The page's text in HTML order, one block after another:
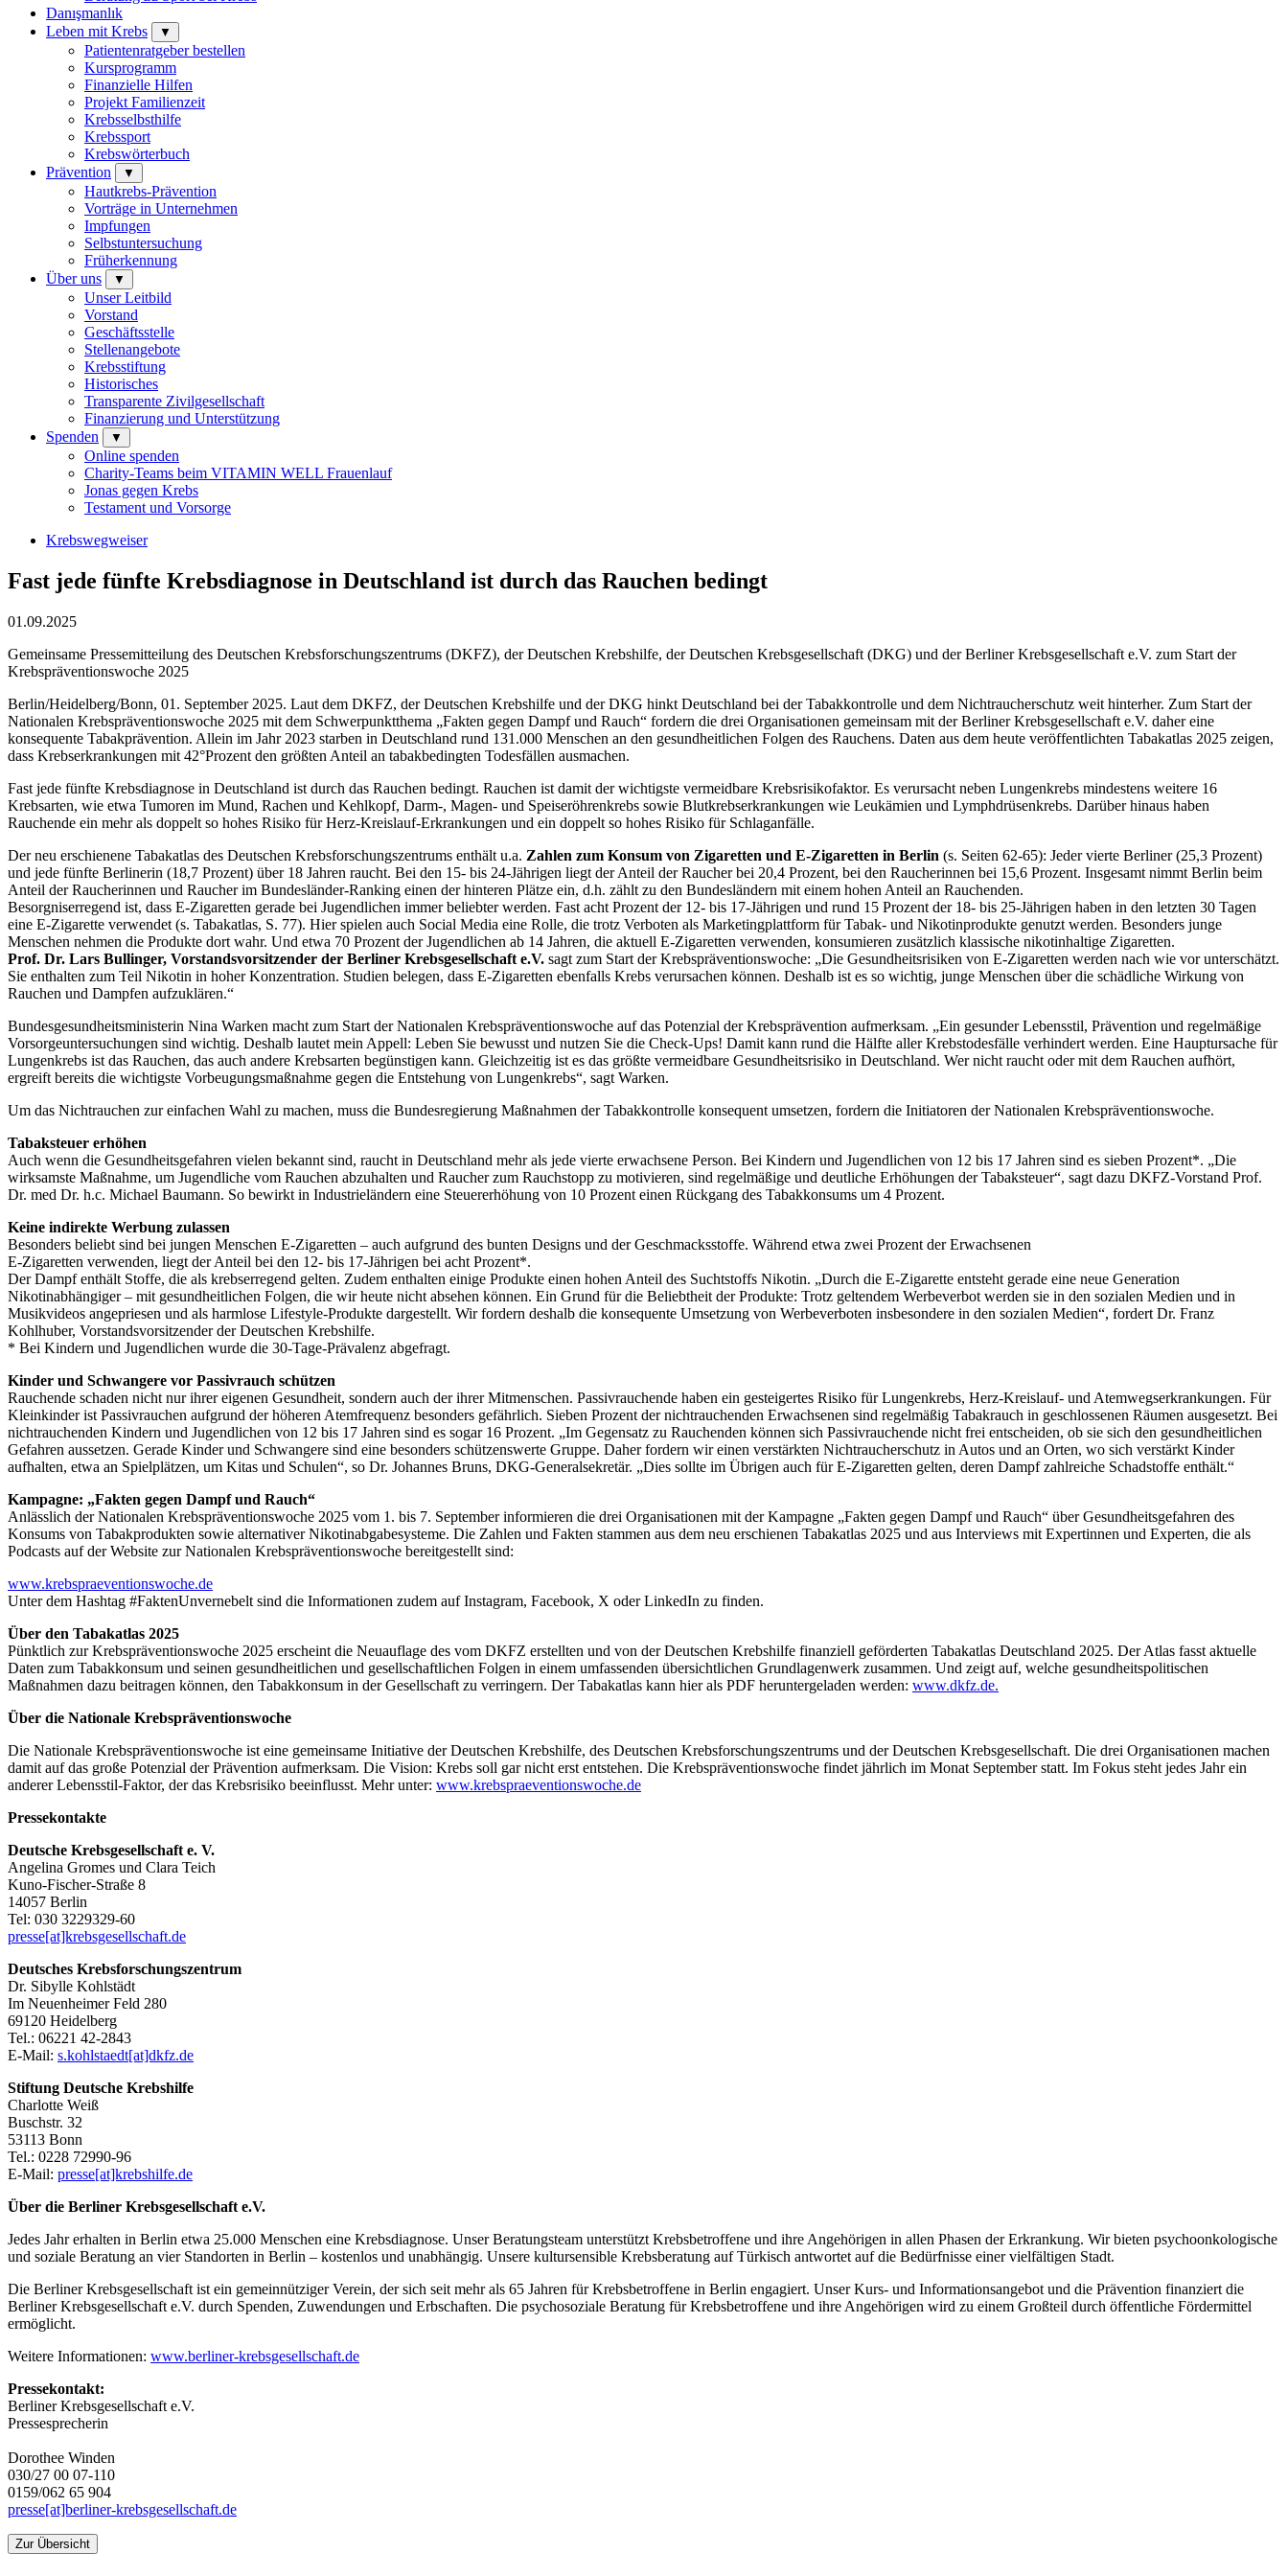
Danışmanlık
Leben mit Krebs
▼
Patientenratgeber bestellen
Kursprogramm
Finanzielle Hilfen
Projekt Familienzeit
Krebsselbsthilfe
Krebssport
Krebswörterbuch
Prävention
▼
Hautkrebs-Prävention
Vorträge in Unternehmen
Impfungen
Selbstuntersuchung
Früherkennung
Über uns
▼
Unser Leitbild
Vorstand
Geschäftsstelle
Stellenangebote
Krebsstiftung
Historisches
Transparente Zivilgesellschaft
Finanzierung und Unterstützung
Spenden
▼
Online spenden
Charity-Teams beim VITAMIN WELL Frauenlauf
Jonas gegen Krebs
Testament und Vorsorge
Krebswegweiser
Fast jede fünfte Krebsdiagnose in Deutschland ist durch das Rauchen bedingt
01.09.2025
Gemeinsame Pressemitteilung des Deutschen Krebsforschungszentrums (DKFZ), der Deutschen Krebshilfe, der Deutschen Krebsgesellschaft (DKG) und der Berliner Krebsgesellschaft e.V. zum Start der
Krebspräventionswoche 2025
Berlin/Heidelberg/Bonn, 01. September 2025. Laut dem DKFZ, der Deutschen Krebshilfe und der DKG hinkt Deutschland bei der Tabakkontrolle und dem Nichtraucherschutz weit hinterher. Zum Start der
Nationalen Krebspräventionswoche 2025 mit dem Schwerpunktthema „Fakten gegen Dampf und Rauch“ fordern die drei Organisationen gemeinsam mit der Berliner Krebsgesellschaft e.V. daher eine
konsequente Tabakprävention. Allein im Jahr 2023 starben in Deutschland rund 131.000 Menschen an den gesundheitlichen Folgen des Rauchens. Daten aus dem heute veröffentlichten Tabakatlas 2025 zeigen,
dass Krebserkrankungen mit 42°Prozent den größten Anteil an tabakbedingten Todesfällen ausmachen.
Fast jede fünfte Krebsdiagnose in Deutschland ist durch das Rauchen bedingt. Rauchen ist damit der wichtigste vermeidbare Krebsrisikofaktor. Es verursacht neben Lungenkrebs mindestens weitere 16
Krebsarten, wie etwa Tumoren im Mund, Rachen und Kehlkopf, Darm-, Magen- und Speiseröhrenkrebs sowie Blutkrebserkrankungen wie Leukämien und Lymphdrüsenkrebs. Darüber hinaus haben
Rauchende ein mehr als doppelt so hohes Risiko für Herz-Kreislauf-Erkrankungen und ein doppelt so hohes Risiko für Schlaganfälle.
Der neu erschienene Tabakatlas des Deutschen Krebsforschungszentrums enthält u.a. Zahlen zum Konsum von Zigaretten und E-Zigaretten in Berlin (s. Seiten 62-65): Jeder vierte Berliner (25,3 Prozent)
und jede fünfte Berlinerin (18,7 Prozent) über 18 Jahren raucht. Bei den 15- bis 24-Jährigen liegt der Anteil der Raucher bei 20,4 Prozent, bei den Raucherinnen bei 15,6 Prozent. Insgesamt nimmt Berlin beim
Anteil der Raucherinnen und Raucher im Bundesländer-Ranking einen der hinteren Plätze ein, d.h. zählt zu den Bundesländern mit einem hohen Anteil an Rauchenden.
Besorgniserregend ist, dass E-Zigaretten gerade bei Jugendlichen immer beliebter werden. Fast acht Prozent der 12- bis 17-Jährigen und rund 15 Prozent der 18- bis 25-Jährigen haben in den letzten 30 Tagen
eine E-Zigarette verwendet (s. Tabakatlas, S. 77). Hier spielen auch Social Media eine Rolle, die trotz Verboten als Marketingplattform für Tabak- und Nikotinprodukte genutzt werden. Besonders junge
Menschen nehmen die Produkte dort wahr. Und etwa 70 Prozent der Jugendlichen ab 14 Jahren, die aktuell E-Zigaretten verwenden, konsumieren zusätzlich klassische nikotinhaltige Zigaretten.
Prof. Dr. Lars Bullinger, Vorstandsvorsitzender der Berliner Krebsgesellschaft e.V. sagt zum Start der Krebspräventionswoche: „Die Gesundheitsrisiken von E-Zigaretten werden nach wie vor unterschätzt.
Sie enthalten zum Teil Nikotin in hoher Konzentration. Studien belegen, dass E-Zigaretten ebenfalls Krebs verursachen können. Deshalb ist es so wichtig, junge Menschen über die schädliche Wirkung von
Rauchen und Dampfen aufzuklären.“
Bundesgesundheitsministerin Nina Warken macht zum Start der Nationalen Krebspräventionswoche auf das Potenzial der Krebsprävention aufmerksam. „Ein gesunder Lebensstil, Prävention und regelmäßige
Vorsorgeuntersuchungen sind wichtig. Deshalb lautet mein Appell: Leben Sie bewusst und nutzen Sie die Check-Ups! Damit kann rund die Hälfte aller Krebstodesfälle verhindert werden. Eine Hauptursache für
Lungenkrebs ist das Rauchen, das auch andere Krebsarten begünstigen kann. Gleichzeitig ist es das größte vermeidbare Gesundheitsrisiko in Deutschland. Wer nicht raucht oder mit dem Rauchen aufhört,
ergreift bereits die wichtigste Vorbeugungsmaßnahme gegen die Entstehung von Lungenkrebs“, sagt Warken.
Um das Nichtrauchen zur einfachen Wahl zu machen, muss die Bundesregierung Maßnahmen der Tabakkontrolle konsequent umsetzen, fordern die Initiatoren der Nationalen Krebspräventionswoche.
Tabaksteuer erhöhen
Auch wenn die Gesundheitsgefahren vielen bekannt sind, raucht in Deutschland mehr als jede vierte erwachsene Person. Bei Kindern und Jugendlichen von 12 bis 17 Jahren sind es sieben Prozent*. „Die
wirksamste Maßnahme, um Jugendliche vom Rauchen abzuhalten und Raucher zum Rauchstopp zu motivieren, sind regelmäßige und deutliche Erhöhungen der Tabaksteuer“, sagt dazu DKFZ-Vorstand Prof.
Dr. med Dr. h.c. Michael Baumann. So bewirkt in Industrieländern eine Steuererhöhung von 10 Prozent einen Rückgang des Tabakkonsums um 4 Prozent.
Keine indirekte Werbung zulassen
Besonders beliebt sind bei jungen Menschen E-Zigaretten – auch aufgrund des bunten Designs und der Geschmacksstoffe. Während etwa zwei Prozent der Erwachsenen
E-Zigaretten verwenden, liegt der Anteil bei den 12- bis 17-Jährigen bei acht Prozent*.
Der Dampf enthält Stoffe, die als krebserregend gelten. Zudem enthalten einige Produkte einen hohen Anteil des Suchtstoffs Nikotin. „Durch die E-Zigarette entsteht gerade eine neue Generation
Nikotinabhängiger – mit gesundheitlichen Folgen, die wir heute nicht absehen können. Ein Grund für die Beliebtheit der Produkte: Trotz geltendem Werbeverbot werden sie in den sozialen Medien und in
Musikvideos angepriesen und als harmlose Lifestyle-Produkte dargestellt. Wir fordern deshalb die konsequente Umsetzung von Werbeverboten insbesondere in den sozialen Medien“, fordert Dr. Franz
Kohlhuber, Vorstandsvorsitzender der Deutschen Krebshilfe.
* Bei Kindern und Jugendlichen wurde die 30-Tage-Prävalenz abgefragt.
Kinder und Schwangere vor Passivrauch schützen
Rauchende schaden nicht nur ihrer eigenen Gesundheit, sondern auch der ihrer Mitmenschen. Passivrauchende haben ein gesteigertes Risiko für Lungenkrebs, Herz-Kreislauf- und Atemwegserkrankungen. Für
Kleinkinder ist Passivrauchen aufgrund der höheren Atemfrequenz besonders gefährlich. Sieben Prozent der nichtrauchenden Erwachsenen sind regelmäßig Tabakrauch in geschlossenen Räumen ausgesetzt. Bei
nichtrauchenden Kindern und Jugendlichen von 12 bis 17 Jahren sind es sogar 16 Prozent. „Im Gegensatz zu Rauchenden können sich Passivrauchende nicht frei entscheiden, ob sie sich den gesundheitlichen
Gefahren aussetzen. Gerade Kinder und Schwangere sind eine besonders schützenswerte Gruppe. Daher fordern wir einen verstärkten Nichtraucherschutz in Autos und an Orten, wo sich verstärkt Kinder
aufhalten, etwa an Spielplätzen, um Kitas und Schulen“, so Dr. Johannes Bruns, DKG-Generalsekretär. „Dies sollte im Übrigen auch für E-Zigaretten gelten, deren Dampf zahlreiche Schadstoffe enthält.“
Kampagne: „Fakten gegen Dampf und Rauch“
Anlässlich der Nationalen Krebspräventionswoche 2025 vom 1. bis 7. September informieren die drei Organisationen mit der Kampagne „Fakten gegen Dampf und Rauch“ über Gesundheitsgefahren des
Konsums von Tabakprodukten sowie alternativer Nikotinabgabesysteme. Die Zahlen und Fakten stammen aus dem neu erschienen Tabakatlas 2025 und aus Interviews mit Expertinnen und Experten, die als
Podcasts auf der Website zur Nationalen Krebspräventionswoche bereitgestellt sind:
www.krebspraeventionswoche.de
Unter dem Hashtag #FaktenUnvernebelt sind die Informationen zudem auf Instagram, Facebook, X oder LinkedIn zu finden.
Über den Tabakatlas 2025
Pünktlich zur Krebspräventionswoche 2025 erscheint die Neuauflage des vom DKFZ erstellten und von der Deutschen Krebshilfe finanziell geförderten Tabakatlas Deutschland 2025. Der Atlas fasst aktuelle
Daten zum Tabakkonsum und seinen gesundheitlichen und gesellschaftlichen Folgen in einem umfassenden übersichtlichen Grundlagenwerk zusammen. Und zeigt auf, welche gesundheitspolitischen
Maßnahmen dazu beitragen können, den Tabakkonsum in der Gesellschaft zu verringern. Der Tabakatlas kann hier als PDF heruntergeladen werden: www.dkfz.de.
Über die Nationale Krebspräventionswoche
Die Nationale Krebspräventionswoche ist eine gemeinsame Initiative der Deutschen Krebshilfe, des Deutschen Krebsforschungszentrums und der Deutschen Krebsgesellschaft. Die drei Organisationen machen
damit auf das große Potenzial der Prävention aufmerksam. Die Vision: Krebs soll gar nicht erst entstehen. Die Krebspräventionswoche findet jährlich im Monat September statt. Im Fokus steht jedes Jahr ein
anderer Lebensstil-Faktor, der das Krebsrisiko beeinflusst. Mehr unter: www.krebspraeventionswoche.de
Pressekontakte
Deutsche Krebsgesellschaft e. V.
Angelina Gromes und Clara Teich
Kuno-Fischer-Straße 8
14057 Berlin
Tel: 030 3229329-60
presse[at]krebsgesellschaft.de
Deutsches Krebsforschungszentrum
Dr. Sibylle Kohlstädt
Im Neuenheimer Feld 280
69120 Heidelberg
Tel.: 06221 42-2843
E-Mail: s.kohlstaedt[at]dkfz.de
Stiftung Deutsche Krebshilfe
Charlotte Weiß
Buschstr. 32
53113 Bonn
Tel.: 0228 72990-96
E-Mail: presse[at]krebshilfe.de
Über die Berliner Krebsgesellschaft e.V.
Jedes Jahr erhalten in Berlin etwa 25.000 Menschen eine Krebsdiagnose. Unser Beratungsteam unterstützt Krebsbetroffene und ihre Angehörigen in allen Phasen der Erkrankung. Wir bieten psychoonkologische
und soziale Beratung an vier Standorten in Berlin – kostenlos und unabhängig. Unsere kultursensible Krebsberatung auf Türkisch antwortet auf die Bedürfnisse einer vielfältigen Stadt.
Die Berliner Krebsgesellschaft ist ein gemeinnütziger Verein, der sich seit mehr als 65 Jahren für Krebsbetroffene in Berlin engagiert. Unser Kurs- und Informationsangebot und die Prävention finanziert die
Berliner Krebsgesellschaft e.V. durch Spenden, Zuwendungen und Erbschaften. Die psychosoziale Beratung für Krebsbetroffene und ihre Angehörigen wird zu einem Großteil durch öffentliche Fördermittel
ermöglicht.
Weitere Informationen: www.berliner-krebsgesellschaft.de
Pressekontakt:
Berliner Krebsgesellschaft e.V.
Pressesprecherin
Dorothee Winden
030/27 00 07-110
0159/062 65 904
presse[at]berliner-krebsgesellschaft.de
Zur Übersicht